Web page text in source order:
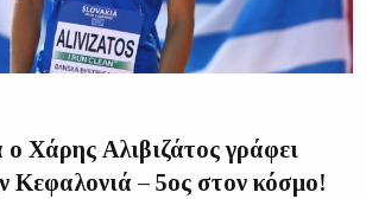
ο Χάρης Αλιβιζάτος γράφει
Κεφαλονιά – 5ος στον κόσμο!